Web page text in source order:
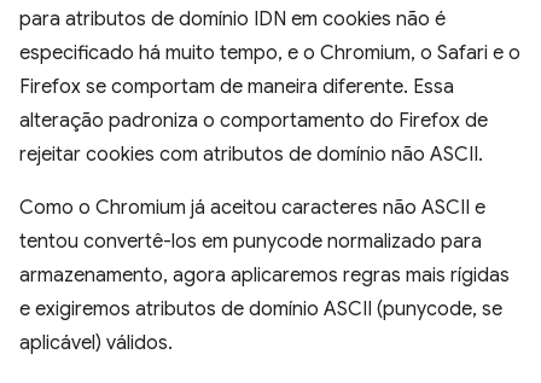
para atributos de domínio IDN em cookies não é
especificado há muito tempo, e o Chromium, o Safari e o
Firefox se comportam de maneira diferente. Essa
alteração padroniza o comportamento do Firefox de
rejeitar cookies com atributos de domínio não ASCII.
Como o Chromium já aceitou caracteres não ASCII e
tentou convertê-los em punycode normalizado para
armazenamento, agora aplicaremos regras mais rígidas
e exigiremos atributos de domínio ASCII (punycode, se
aplicável) válidos.